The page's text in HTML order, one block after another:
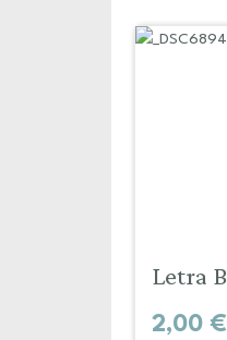
Letra B
2,00 €